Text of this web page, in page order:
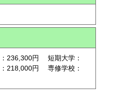
236,300円 短期大学：
218,000円 専修学校：